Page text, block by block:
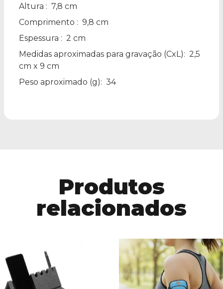
Altura : 7,8 cm
Comprimento : 9,8 cm
Espessura : 2 cm
Medidas aproximadas para gravação (CxL): 2,5
cm x 9 cm
Peso aproximado (g): 34
Produtos
relacionados